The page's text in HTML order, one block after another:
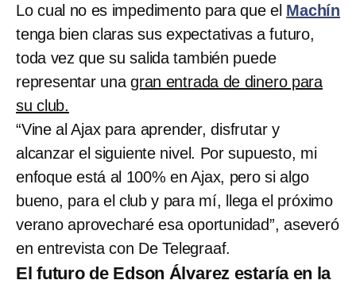
Lo cual no es impedimento para que el Machín
tenga bien claras sus expectativas a futuro,
toda vez que su salida también puede
representar unagran entrada de dinero para
su club.
“Vine al Ajax para aprender, disfrutar y
alcanzar el siguiente nivel. Por supuesto, mi
enfoque está al 100% en Ajax, pero si algo
bueno, para el club y para mí, llega el próximo
verano aprovecharé esa oportunidad”, aseveró
en entrevista con De Telegraaf.
El futuro de Edson Álvarez estaría en la